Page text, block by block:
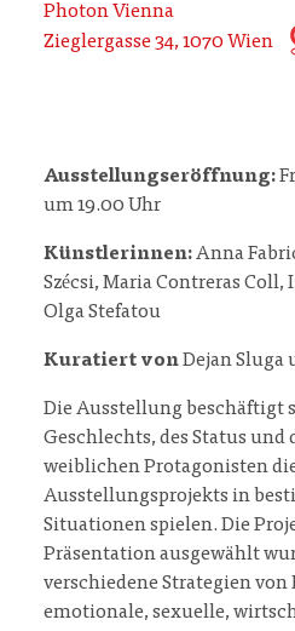
Photon Vienna
Zieglergasse 34, 1070 Wien
Ausstellungseröffnung:
um 19.00 Uhr
Künstlerinnen:Anna
Szécsi, Maria Contreras Coll,
Olga Stefatou
Kuratiert vonDejan Sluga
Die Ausstellung beschäftigt
Geschlechts, des Status und
weiblichen Protagonisten
Ausstellungsprojekts in
Situationen spielen. Die
Präsentation ausgewählt
verschiedene Strategien von
emotionale, sexuelle,